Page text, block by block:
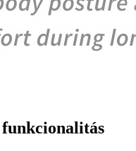
funkcionalitás